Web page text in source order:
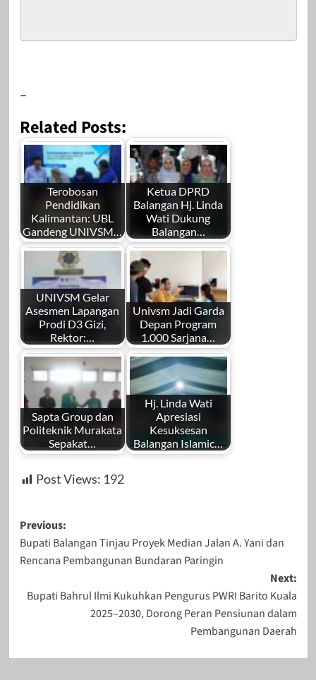
–
Related Posts:
Terobosan
Pendidikan
Kalimantan: UBL
Gandeng UNIVSM…
Ketua DPRD
Balangan Hj. Linda
Wati Dukung
Balangan…
UNIVSM Gelar
Asesmen Lapangan
Prodi D3 Gizi,
Rektor:…
Univsm Jadi Garda
Depan Program
1.000 Sarjana…
Sapta Group dan
Politeknik Murakata
Sepakat…
Hj. Linda Wati
Apresiasi
Kesuksesan
Balangan Islamic…
Post Views: 192
Post
navigation
Previous:
Bupati Balangan Tinjau Proyek Median Jalan A. Yani dan
Rencana Pembangunan Bundaran Paringin
Next:
Bupati Bahrul Ilmi Kukuhkan Pengurus PWRI Barito Kuala
2025–2030, Dorong Peran Pensiunan dalam
Pembangunan Daerah